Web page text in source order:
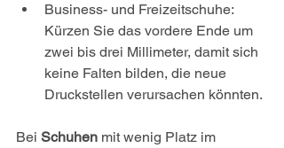
Business- und Freizeitschuhe:
Kürzen Sie das vordere Ende um
zwei bis drei Millimeter, damit sich
keine Falten bilden, die neue
Druckstellen verursachen könnten.
Bei Schuhen mit wenig Platz im